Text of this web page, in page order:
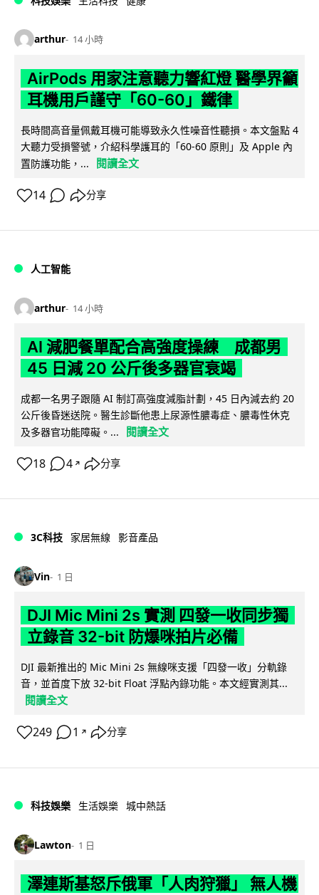
arthur 14 小時
AirPods 用家注意聽力響紅燈 醫學界籲
耳機用戶謹守「60-60」鐵律
長時間高音量佩戴耳機可能導致永久性噪音性聽損。本文盤點 4
大聽力受損警號，介紹科學護耳的「60-60 原則」及 Apple 內
置防護功能，...
閱讀全文
14 分享
人工智能
arthur 14 小時
AI 減肥餐單配合高強度操練 成都男
45 日減 20 公斤後多器官衰竭
成都一名男子跟隨 AI 制訂高強度減脂計劃，45 日內減去約 20
公斤後昏迷送院。醫生診斷他患上尿源性膿毒症、膿毒性休克
及多器官功能障礙。...
閱讀全文
18 4 ↗ 分享
3C科技 家居無線 影音產品
Vin 1 日
DJI Mic Mini 2s 實測 四發一收同步獨
立錄音 32-bit 防爆咪拍片必備
DJI 最新推出的 Mic Mini 2s 無線咪支援「四發一收」分軌錄
音，並首度下放 32-bit Float 浮點內錄功能。本文經實測其...
閱讀全文
249 1 ↗ 分享
科技娛樂 生活娛樂 城中熱話
Lawton 1 日
澤連斯基怒斥俄軍「人肉狩獵」 無人機